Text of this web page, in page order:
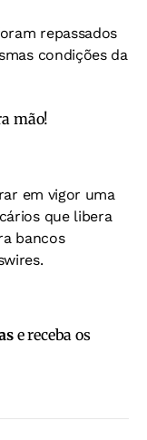
repassados
condições da
mão!
em vigor uma
que libera
bancos
e receba os